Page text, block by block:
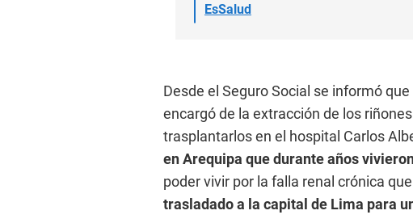
EsSalud
Desde el Seguro Social se informó
encargó de la extracción de los
trasplantarlos en el hospital Carlos
en Arequipa que durante años
poder vivir por la falla renal crónica
trasladado a la capital de Lima para